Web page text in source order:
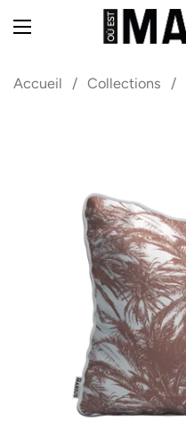
Passer au contenu
Ouvrir le menu
Accueil / Collections /